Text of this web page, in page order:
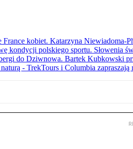
kobiet. Katarzyna Niewiadoma-
kondycji polskiego sportu. Słowenia
do Dziwnowa. Bartek Kubkowski
- TrekTours i Columbia